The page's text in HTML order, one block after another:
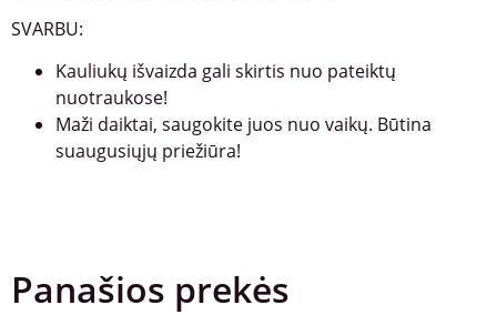
SVARBU:
Kauliukų išvaizda gali skirtis nuo pateiktų
nuotraukose!
Maži daiktai, saugokite juos nuo vaikų. Būtina
suaugusiųjų priežiūra!
Panašios prekės